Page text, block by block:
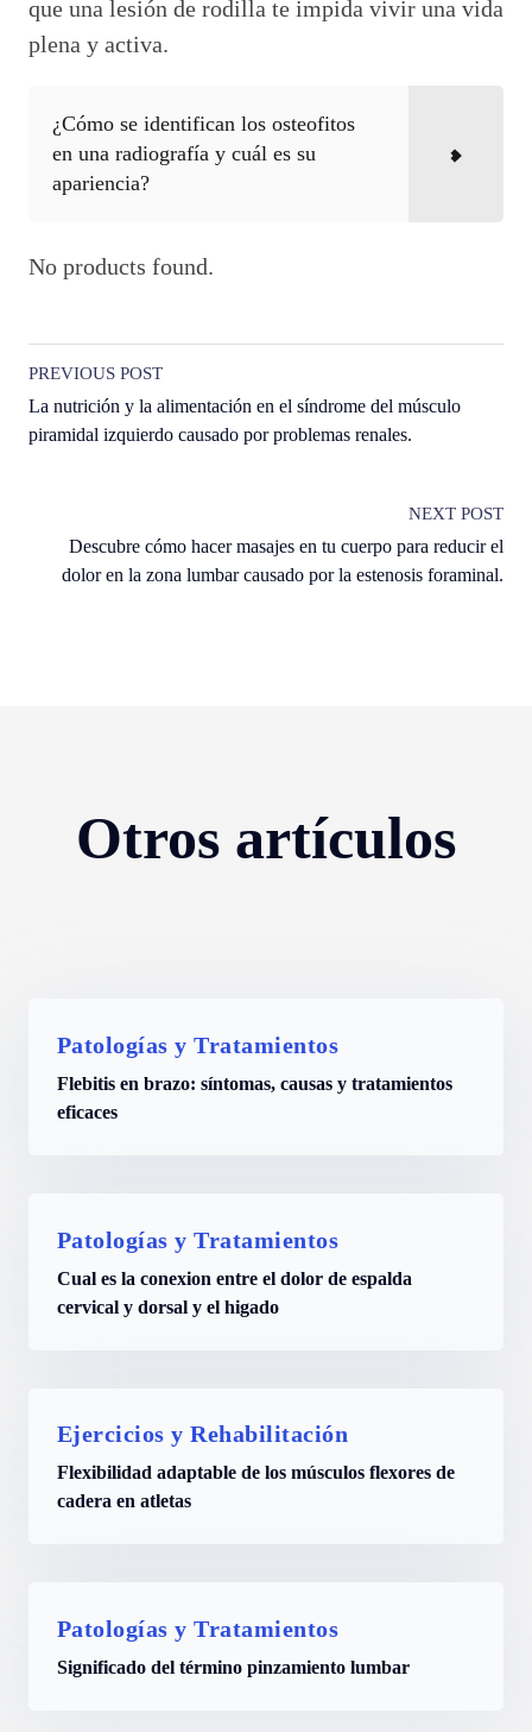
que una lesión de rodilla te impida vivir una vida
plena y activa.
¿Cómo se identifican los osteofitos
en una radiografía y cuál es su
apariencia?
No products found.
PREVIOUS POST
La nutrición y la alimentación en el síndrome del músculo
piramidal izquierdo causado por problemas renales.
NEXT POST
Descubre cómo hacer masajes en tu cuerpo para reducir el
dolor en la zona lumbar causado por la estenosis foraminal.
Otros artículos
Patologías y Tratamientos
Flebitis en brazo: síntomas, causas y tratamientos
eficaces
Patologías y Tratamientos
Cual es la conexion entre el dolor de espalda
cervical y dorsal y el higado
Ejercicios y Rehabilitación
Flexibilidad adaptable de los músculos flexores de
cadera en atletas
Patologías y Tratamientos
Significado del término pinzamiento lumbar